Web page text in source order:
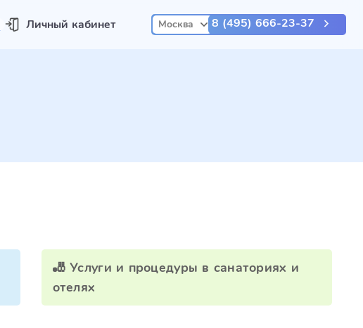
Личный кабинет Москва 8 (495) 666-23-37
🎳 Услуги и процедуры в санаториях и
отелях